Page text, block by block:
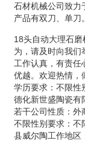
石材机械公司致力
产品有双刀、单刀。
18头自动大理石
为，请及时向我们
工作认真，有责任
优越。欢迎热情，
学历要求：不限性
德化新世盛陶瓷有
若干公司性质：外
不限性别要求：不
县威尔陶工作地区